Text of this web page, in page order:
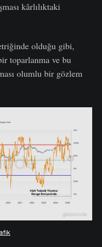
kârlılıktaki
olduğu gibi,
toparlanma ve bu
olumlu bir gözlem